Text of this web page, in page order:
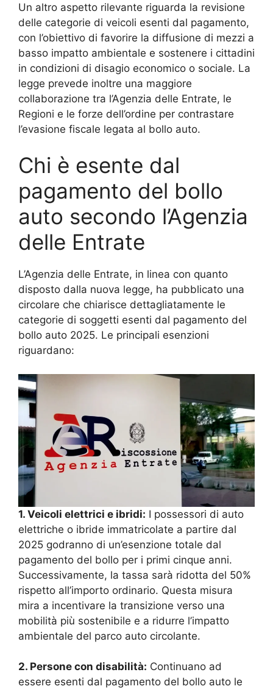
Un altro aspetto rilevante riguarda la revisione
delle categorie di veicoli esenti dal pagamento,
con l’obiettivo di favorire la diffusione di mezzi a
basso impatto ambientale e sostenere i cittadini
in condizioni di disagio economico o sociale. La
legge prevede inoltre una maggiore
collaborazione tra l’Agenzia delle Entrate, le
Regioni e le forze dell’ordine per contrastare
l’evasione fiscale legata al bollo auto.
Chi è esente dal
pagamento del bollo
auto secondo l’Agenzia
delle Entrate
L’Agenzia delle Entrate, in linea con quanto
disposto dalla nuova legge, ha pubblicato una
circolare che chiarisce dettagliatamente le
categorie di soggetti esenti dal pagamento del
bollo auto 2025. Le principali esenzioni
riguardano:
1. Veicoli elettrici e ibridi: I possessori di auto
elettriche o ibride immatricolate a partire dal
2025 godranno di un’esenzione totale dal
pagamento del bollo per i primi cinque anni.
Successivamente, la tassa sarà ridotta del 50%
rispetto all’importo ordinario. Questa misura
mira a incentivare la transizione verso una
mobilità più sostenibile e a ridurre l’impatto
ambientale del parco auto circolante.
2. Persone con disabilità: Continuano ad
essere esenti dal pagamento del bollo auto le